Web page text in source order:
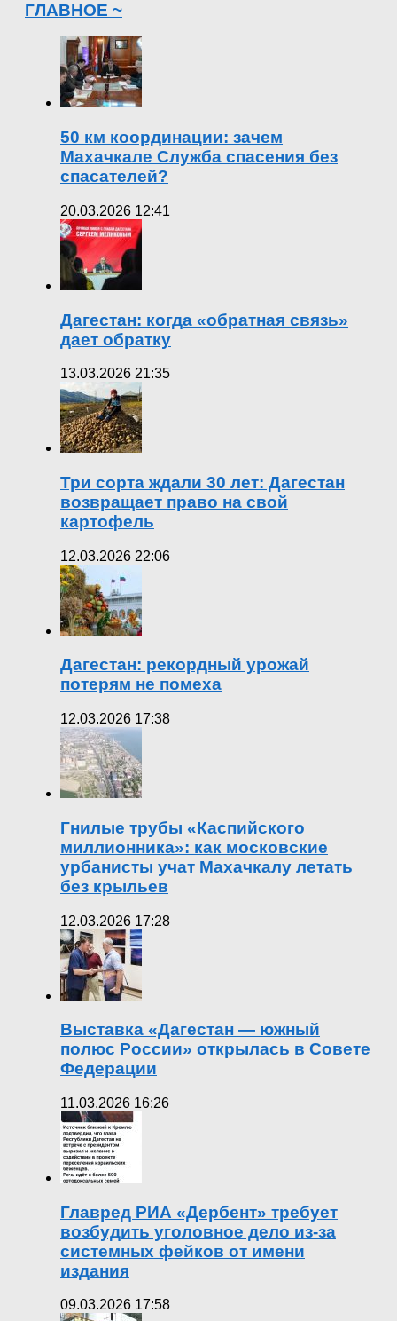
ГЛАВНОЕ ~
50 км координации: зачем
Махачкале Служба спасения без
спасателей?
20.03.2026 12:41
Дагестан: когда «обратная связь»
дает обратку
13.03.2026 21:35
Три сорта ждали 30 лет: Дагестан
возвращает право на свой
картофель
12.03.2026 22:06
Дагестан: рекордный урожай
потерям не помеха
12.03.2026 17:38
Гнилые трубы «Каспийского
миллионника»: как московские
урбанисты учат Махачкалу летать
без крыльев
12.03.2026 17:28
Выставка «Дагестан — южный
полюс России» открылась в Совете
Федерации
11.03.2026 16:26
Главред РИА «Дербент» требует
возбудить уголовное дело из-за
системных фейков от имени
издания
09.03.2026 17:58